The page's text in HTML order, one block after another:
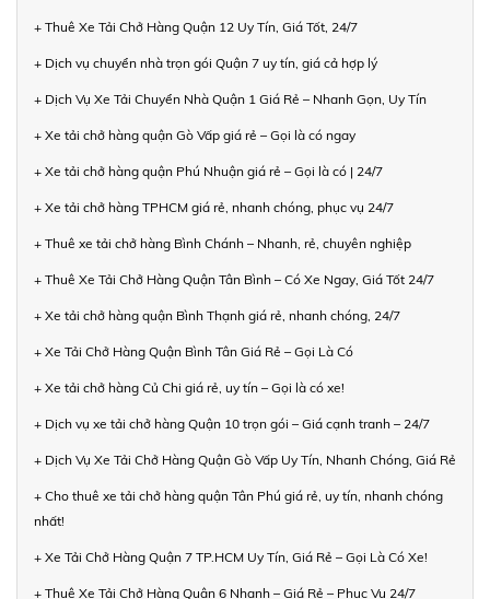
+ Thuê Xe Tải Chở Hàng Quận 12 Uy Tín, Giá Tốt, 24/7
+ Dịch vụ chuyển nhà trọn gói Quận 7 uy tín, giá cả hợp lý
+ Dịch Vụ Xe Tải Chuyển Nhà Quận 1 Giá Rẻ – Nhanh Gọn, Uy Tín
+ Xe tải chở hàng quận Gò Vấp giá rẻ – Gọi là có ngay
+ Xe tải chở hàng quận Phú Nhuận giá rẻ – Gọi là có | 24/7
+ Xe tải chở hàng TPHCM giá rẻ, nhanh chóng, phục vụ 24/7
+ Thuê xe tải chở hàng Bình Chánh – Nhanh, rẻ, chuyên nghiệp
+ Thuê Xe Tải Chở Hàng Quận Tân Bình – Có Xe Ngay, Giá Tốt 24/7
+ Xe tải chở hàng quận Bình Thạnh giá rẻ, nhanh chóng, 24/7
+ Xe Tải Chở Hàng Quận Bình Tân Giá Rẻ – Gọi Là Có
+ Xe tải chở hàng Củ Chi giá rẻ, uy tín – Gọi là có xe!
+ Dịch vụ xe tải chở hàng Quận 10 trọn gói – Giá cạnh tranh – 24/7
+ Dịch Vụ Xe Tải Chở Hàng Quận Gò Vấp Uy Tín, Nhanh Chóng, Giá Rẻ
+ Cho thuê xe tải chở hàng quận Tân Phú giá rẻ, uy tín, nhanh chóng
nhất!
+ Xe Tải Chở Hàng Quận 7 TP.HCM Uy Tín, Giá Rẻ – Gọi Là Có Xe!
+ Thuê Xe Tải Chở Hàng Quận 6 Nhanh – Giá Rẻ – Phục Vụ 24/7